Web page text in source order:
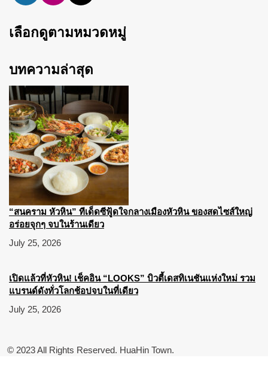
เลือกดูตามหมวดหมู่
บทความล่าสุด
“สนคราม หัวหิน” ทีเด็ดซีฟู้ดใจกลางเมืองหัวหิน ของสดไซส์ใหญ่
อร่อยจุกๆ จบในร้านเดียว
July 25, 2026
เปิดแล้วที่หัวหิน! เช็คอิน “LOOKS” บิวตี้เดสทิเนชันแห่งใหม่ รวม
แบรนด์ดังทั่วโลกช้อปจบในที่เดียว
July 25, 2026
© 2023 All Rights Reserved. HuaHin Town.